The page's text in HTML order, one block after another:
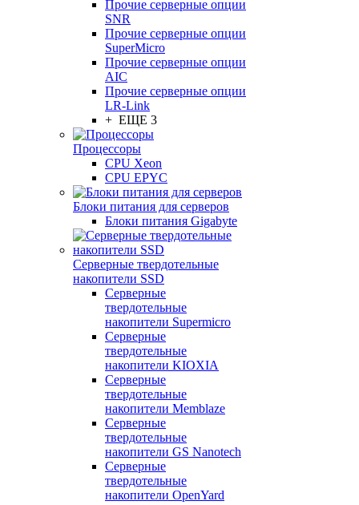
Прочие серверные опции
SNR
Прочие серверные опции
SuperMicro
Прочие серверные опции
AIC
Прочие серверные опции
LR-Link
+ ЕЩЕ 3
Процессоры
CPU Xeon
CPU EPYC
Блоки питания для серверов
Блоки питания Gigabyte
Серверные твердотельные
накопители SSD
Cерверные
твердотельные
накопители Supermicro
Cерверные
твердотельные
накопители KIOXIA
Cерверные
твердотельные
накопители Memblaze
Cерверные
твердотельные
накопители GS Nanotech
Серверные
твердотельные
накопители OpenYard